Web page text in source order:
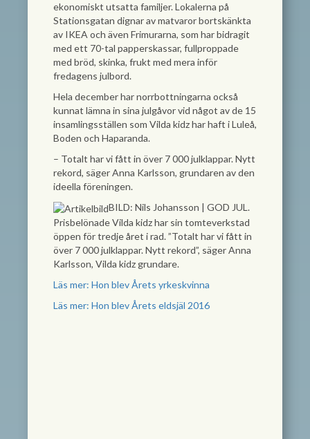
ekonomiskt utsatta familjer. Lokalerna på
Stationsgatan dignar av matvaror bortskänkta
av IKEA och även Frimurarna, som har bidragit
med ett 70-tal papperskassar, fullproppade
med bröd, skinka, frukt med mera inför
fredagens julbord.
Hela december har norrbottningarna också
kunnat lämna in sina julgåvor vid något av de 15
insamlingsställen som Vilda kidz har haft i Luleå,
Boden och Haparanda.
– Totalt har vi fått in över 7 000 julklappar. Nytt
rekord, säger Anna Karlsson, grundaren av den
ideella föreningen.
BILD: Nils Johansson | GOD JUL.
Prisbelönade Vilda kidz har sin tomteverkstad
öppen för tredje året i rad. ”Totalt har vi fått in
över 7 000 julklappar. Nytt rekord”, säger Anna
Karlsson, Vilda kidz grundare.
Läs mer: Hon blev Årets yrkeskvinna
Läs mer: Hon blev Årets eldsjäl 2016